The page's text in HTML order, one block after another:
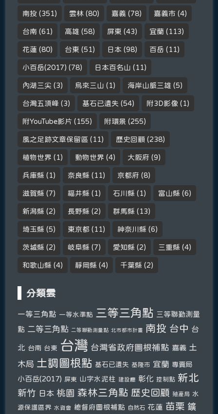
南投 (351) 雲林 (80) 嘉義 (78) 嘉義市 (4)
台南 (61) 高雄 (58) 屏東 (43) 宜蘭 (113)
花蓮 (80) 台東 (51) 日本 (98) 百岳 (11)
小百岳(2017) (78) 日本百名山 (11)
內湖三尖 (3) 烏來三山 (1) 海岸山脈三雄 (5)
台灣五頂峰 (3) 基石已遺失 (54) 附3D影像 (1)
附YouTube影片 (155) 附環景 (255)
風之足跡文章保留區 (11) 歷史回顧 (238)
植物世界 (1) 動物世界 (4) 大阪府 (9)
兵庫縣 (1) 奈良縣 (11) 京都府 (8)
滋賀縣 (7) 福井縣 (1) 石川縣 (1) 富山縣 (6)
新潟縣 (2) 長野縣 (2) 群馬縣 (13)
埼玉縣 (5) 東京都 (11) 神奈川縣 (6)
茨城縣 (2) 岐阜縣 (7) 愛知縣 (2) 三重縣 (4)
和歌山縣 (4) 靜岡縣 (4) 千葉縣 (2)
分類雲
一等三角點 一等水準點 三等三角點 三等聯勤測量
點 二等三角點 二等聯勤測量點 北市都市計畫 南投 台中 台
北 台南 台東 台灣 台灣省政府圖根補點 嘉義 土
木局 土調圖根點 基石已遺失 基隆市 宜蘭 專賣局
小百岳(2017) 屏東 山字水泥柱 建設廳 彰化 控制點 新北
新竹 日本 桃園 森林三角點 歷史回顧 殖產局
水
源保護區界 水資會 總督府圖根補點 自然石 花蓮 苗栗 鑛